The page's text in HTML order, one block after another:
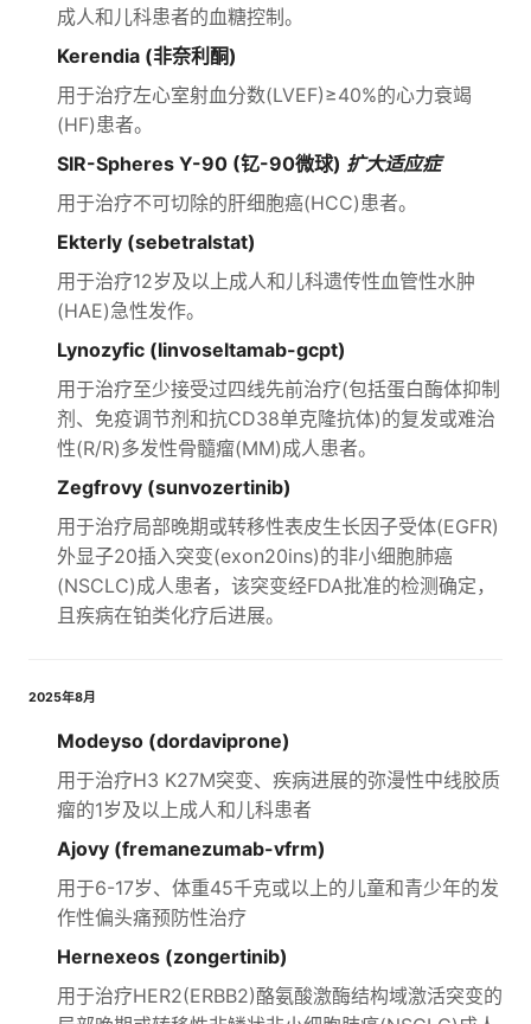
成人和儿科患者的血糖控制。
Kerendia (非奈利酮)
用于治疗左心室射血分数(LVEF)≥40%的心力衰竭
(HF)患者。
SIR-Spheres Y-90 (钇-90微球) 扩大适应症
用于治疗不可切除的肝细胞癌(HCC)患者。
Ekterly (sebetralstat)
用于治疗12岁及以上成人和儿科遗传性血管性水肿
(HAE)急性发作。
Lynozyfic (linvoseltamab-gcpt)
用于治疗至少接受过四线先前治疗(包括蛋白酶体抑制
剂、免疫调节剂和抗CD38单克隆抗体)的复发或难治
性(R/R)多发性骨髓瘤(MM)成人患者。
Zegfrovy (sunvozertinib)
用于治疗局部晚期或转移性表皮生长因子受体(EGFR)
外显子20插入突变(exon20ins)的非小细胞肺癌
(NSCLC)成人患者，该突变经FDA批准的检测确定，
且疾病在铂类化疗后进展。
2025年8月
Modeyso (dordaviprone)
用于治疗H3 K27M突变、疾病进展的弥漫性中线胶质
瘤的1岁及以上成人和儿科患者
Ajovy (fremanezumab-vfrm)
用于6-17岁、体重45千克或以上的儿童和青少年的发
作性偏头痛预防性治疗
Hernexeos (zongertinib)
用于治疗HER2(ERBB2)酪氨酸激酶结构域激活突变的